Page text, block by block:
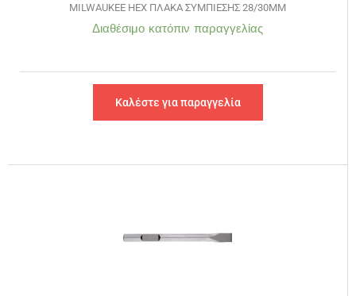
MILWAUKEE HEX ΠΛΑΚΑ ΣΥΜΠΙΕΣΗΣ 28/30MM
Διαθέσιμο κατόπιν παραγγελίας
Καλέστε για παραγγελία